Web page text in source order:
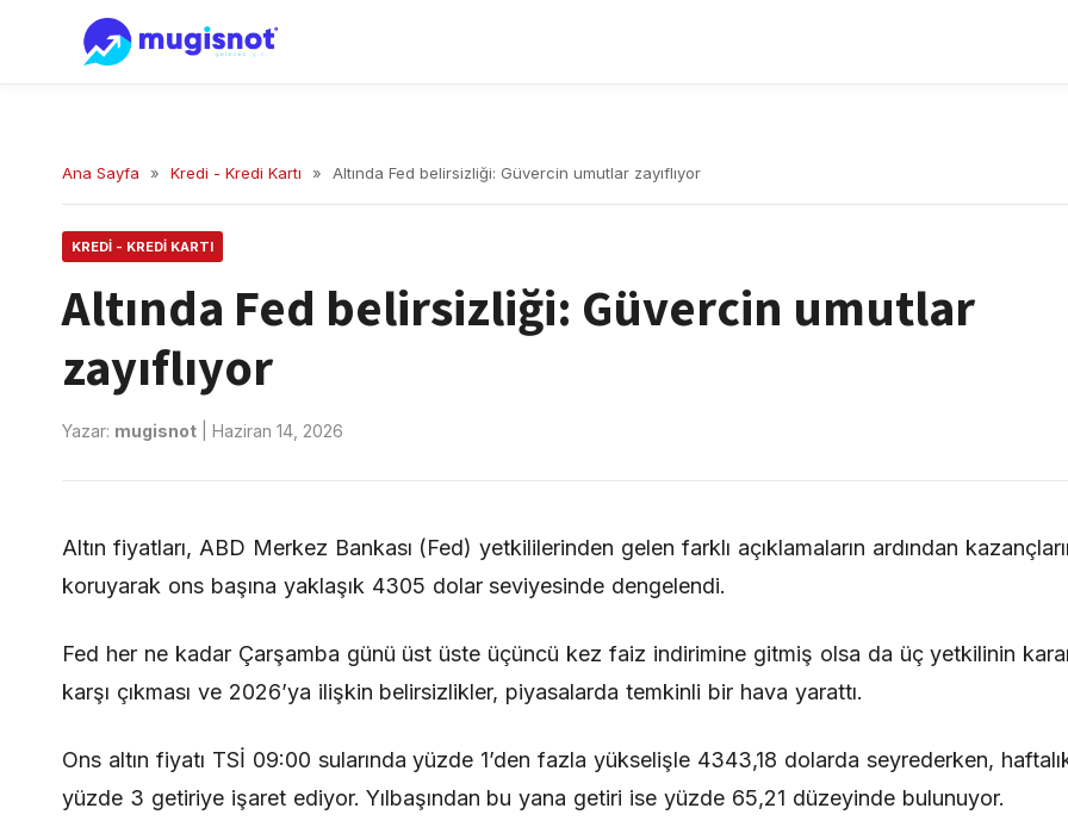
Ana Sayfa » Kredi - Kredi Kartı » Altında Fed belirsizliği: Güvercin umutlar zayıflıyor
KREDI - KREDI KARTI
Altında Fed belirsizliği: Güvercin umutlar
zayıflıyor
Yazar: mugisnot Haziran 14, 2026
Altın fiyatları, ABD Merkez Bankası (Fed) yetkililerinden gelen farklı açıklamaların ardından
koruyarak ons başına yaklaşık 4305 dolar seviyesinde dengelendi.
Fed her ne kadar Çarşamba günü üst üste üçüncü kez faiz indirimine gitmiş olsa da üç yetkilinin
karşı çıkması ve 2026’ya ilişkin belirsizlikler, piyasalarda temkinli bir hava yarattı.
Ons altın fiyatı TSİ 09:00 sularında yüzde 1’den fazla yükselişle 4343,18 dolarda seyrederken,
yüzde 3 getiriye işaret ediyor. Yılbaşından bu yana getiri ise yüzde 65,21 düzeyinde bulunuyor.